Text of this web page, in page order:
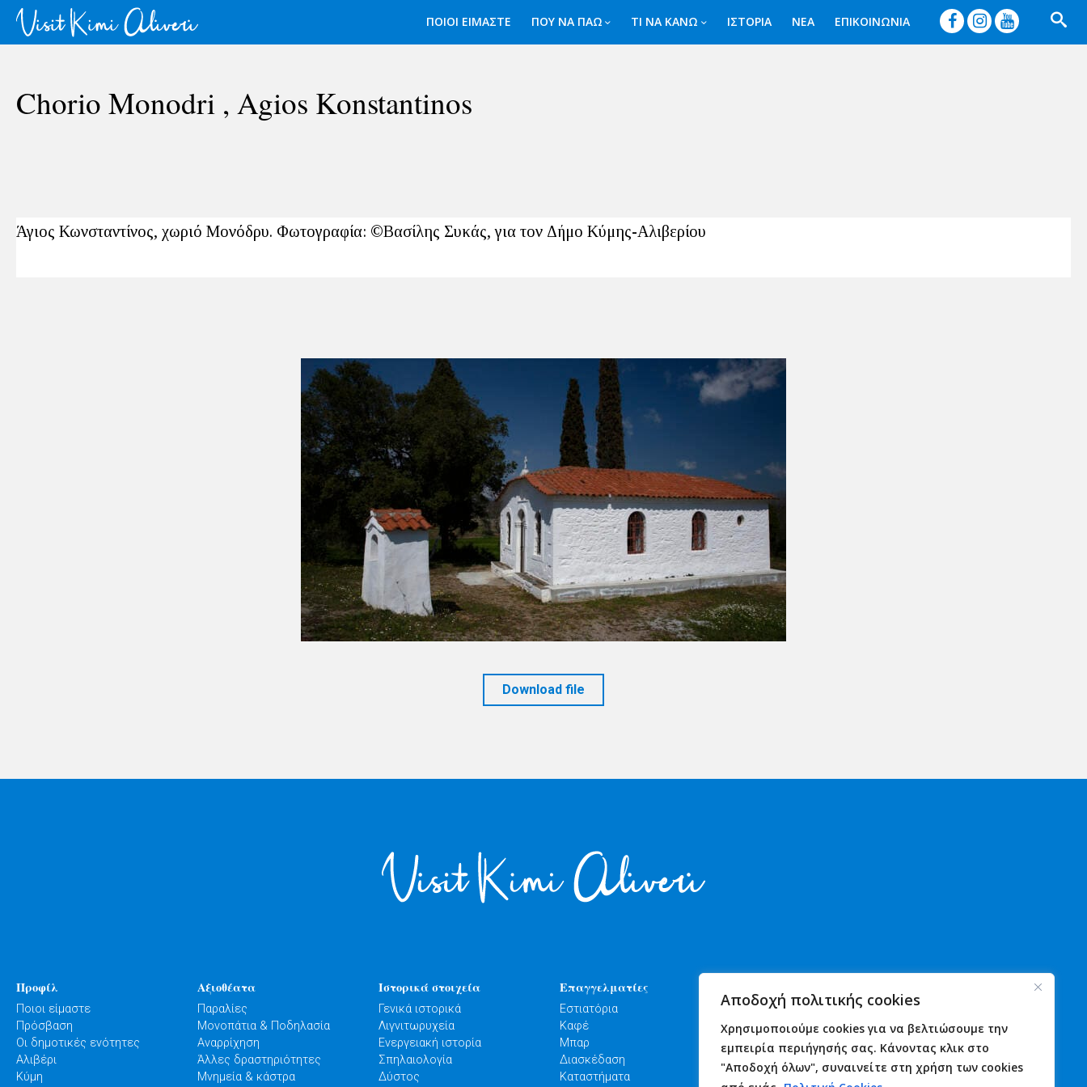
Αποδοχή πολιτικής cookies
Χρησιμοποιούμε cookies για να βελτιώσουμε την
εμπειρία περιήγησής σας. Κάνοντας κλικ στο
"Αποδοχή όλων", συναινείτε στη χρήση των cookies
ΠΟΙΟΙ ΕΙΜΑΣΤΕ ΠΟΥ ΝΑ ΠΑΩ ΤΙ ΝΑ ΚΑΝΩ ΙΣΤΟΡΙΑ ΝΕΑ ΕΠΙΚΟΙΝΩΝΙΑ    
Chorio Monodri , Agios Konstantinos
Άγιος Κωνσταντίνος, χωριό Μονόδρυ. Φωτογραφία: ©Βασίλης Συκάς, για τον Δήμο Κύμης-Αλιβερίου
Download file
Προφίλ
Ποιοι είμαστε
Πρόσβαση
Οι δημοτικές ενότητες
Αλιβέρι
Κύμη
Αξιοθέατα
Παραλίες
Μονοπάτια & Ποδηλασία
Αναρρίχηση
Άλλες δραστηριότητες
Μνημεία & κάστρα
Ιστορικά στοιχεία
Γενικά ιστορικά
Λιγνιτωρυχεία
Ενεργειακή ιστορία
Σπηλαιολογία
Δύστος
Επαγγελματίες
Εστιατόρια
Καφέ
Μπαρ
Διασκέδαση
Καταστήματα
Αστυνομία
Λιμενικό
Πυροσβεστική
Φαρμακεία
Υγεία
Εκδηλώσεις
Γιορτές
Πανηγύρια
Επικοινωνία